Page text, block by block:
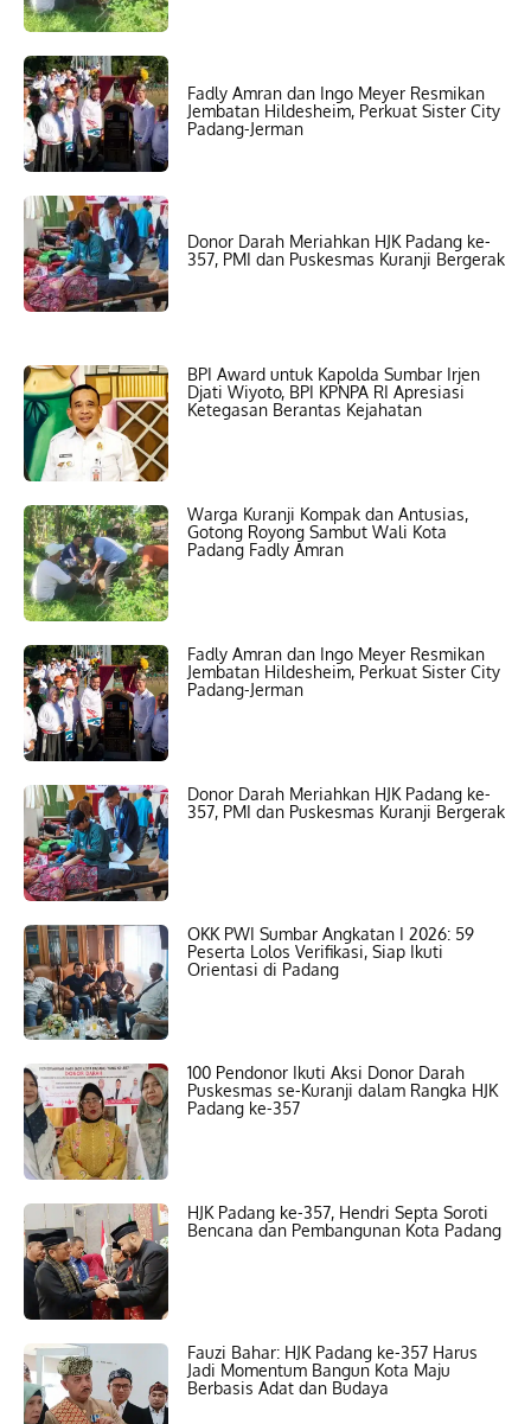
Fadly Amran dan Ingo Meyer Resmikan
Jembatan Hildesheim, Perkuat Sister City
Padang-Jerman
Donor Darah Meriahkan HJK Padang ke-
357, PMI dan Puskesmas Kuranji Bergerak
BPI Award untuk Kapolda Sumbar Irjen
Djati Wiyoto, BPI KPNPA RI Apresiasi
Ketegasan Berantas Kejahatan
Warga Kuranji Kompak dan Antusias,
Gotong Royong Sambut Wali Kota
Padang Fadly Amran
Fadly Amran dan Ingo Meyer Resmikan
Jembatan Hildesheim, Perkuat Sister City
Padang-Jerman
Donor Darah Meriahkan HJK Padang ke-
357, PMI dan Puskesmas Kuranji Bergerak
OKK PWI Sumbar Angkatan I 2026: 59
Peserta Lolos Verifikasi, Siap Ikuti
Orientasi di Padang
100 Pendonor Ikuti Aksi Donor Darah
Puskesmas se-Kuranji dalam Rangka HJK
Padang ke-357
HJK Padang ke-357, Hendri Septa Soroti
Bencana dan Pembangunan Kota Padang
Fauzi Bahar: HJK Padang ke-357 Harus
Jadi Momentum Bangun Kota Maju
Berbasis Adat dan Budaya